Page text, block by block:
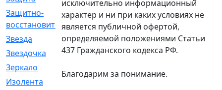
Защитно-
восстановительный
[4]
Звезда
[1]
Звездочка
[5]
Зеркало
Изолента
[1]
исключительно информационный
характер и ни при каких условиях не
является публичной офертой,
определяемой положениями Статьи
437 Гражданского кодекса РФ.
Благодарим за понимание.